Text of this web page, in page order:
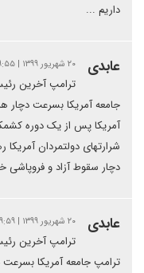
داریم ...
عابدی ۲۰ شهریور ۱۳۹۹ | ۰۹:۵۵
ترامپ آخرین
جامعه آمریکا بسرعت
آمریکا پس از یک دوره
شرارتهای دولتمردان
دچار سقوط آزاد و فروپاشی
عابدی ۲۰ شهریور ۱۳۹۹ | ۰۹:۵۹
ترامپ آخرین
ترامپ جامعه آمریکا